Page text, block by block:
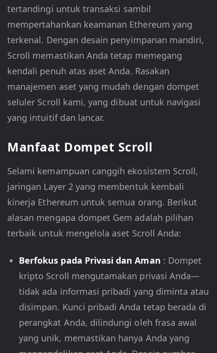
tertandingi untuk transaksi sambil
mempertahankan keamanan Ethereum yang
terkenal. Dengan desain penyimpanan mandiri,
Scroll memastikan Anda tetap memegang
kendali penuh atas aset Anda. Rasakan
manajemen aset yang mudah dengan dompet
seluler Scroll kami, yang dibuat untuk navigasi
yang intuitif dan lancar.
Manfaat Dompet Scroll
Selami kemampuan canggih ekosistem Scroll,
jaringan Layer 2 yang membentuk kembali
kinerja Ethereum untuk semua orang. Berikut
alasan mengapa dompet Gem adalah pilihan
terbaik untuk mengelola aset Scroll Anda:
Berfokus pada Privasi dan Aman : Dompet
kripto Scroll mengutamakan privasi Anda—
tidak ada informasi pribadi yang diminta atau
disimpan. Kunci pribadi Anda tetap berada di
perangkat Anda, dilindungi oleh frasa awal
yang unik, memastikan hanya Anda yang